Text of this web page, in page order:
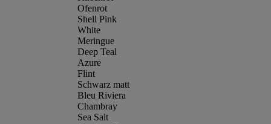
Ofenrot
Shell Pink
White
Meringue
Deep Teal
Azure
Flint
Schwarz matt
Bleu Riviera
Chambray
Sea Salt